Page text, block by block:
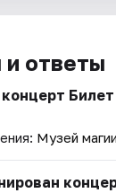
ответы
концерт
Музей магии